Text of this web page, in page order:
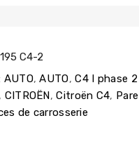
C4-2
AUTO, AUTO, C4 I phase
, CITROËN , Citroën C4,
de carrosserie